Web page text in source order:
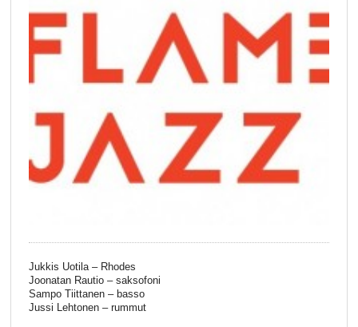
Jukkis Uotila – Rhodes
Joonatan Rautio – saksofoni
Sampo Tiittanen – basso
Jussi Lehtonen – rummut